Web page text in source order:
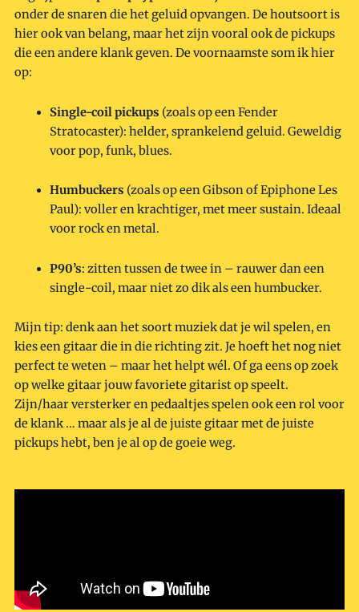
onder de snaren die het geluid opvangen. De houtsoort is
hier ook van belang, maar het zijn vooral ook de pickups
die een andere klank geven. De voornaamste som ik hier
op:
Single-coil pickups (zoals op een Fender
Stratocaster): helder, sprankelend geluid. Geweldig
voor pop, funk, blues.
Humbuckers (zoals op een Gibson of Epiphone Les
Paul): voller en krachtiger, met meer sustain. Ideaal
voor rock en metal.
P90’s: zitten tussen de twee in – rauwer dan een
single-coil, maar niet zo dik als een humbucker.
Mijn tip: denk aan het soort muziek dat je wil spelen, en
kies een gitaar die in die richting zit. Je hoeft het nog niet
perfect te weten – maar het helpt wél. Of ga eens op zoek
op welke gitaar jouw favoriete gitarist op speelt.
Zijn/haar versterker en pedaaltjes spelen ook een rol voor
de klank … maar als je al de juiste gitaar met de juiste
pickups hebt, ben je al op de goeie weg.